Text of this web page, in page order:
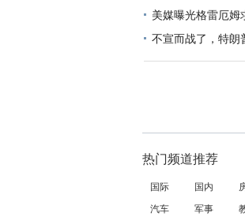
美媒曝光格雷厄姆
不宣而战了，特朗
热门频道推荐
国际 国内
汽车
军事